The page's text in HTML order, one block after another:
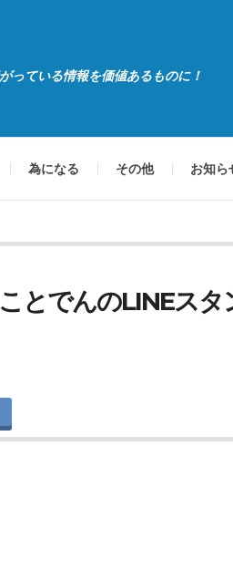
っている情報を価値あるものに！
為になる その他 お知ら
とでんのLINEス